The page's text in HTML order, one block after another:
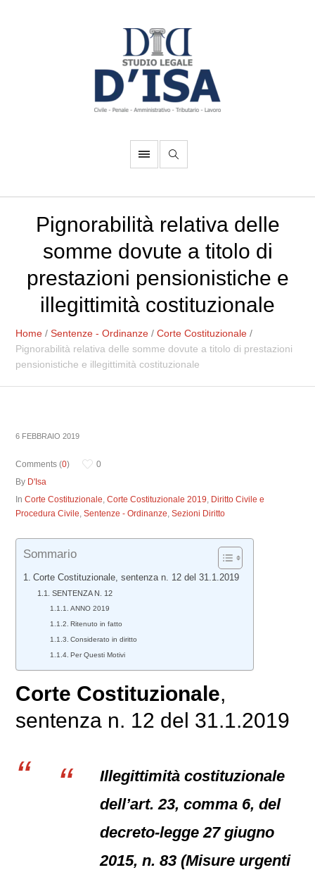
Pignorabilità relativa delle
somme dovute a titolo di
prestazioni pensionistiche e
illegittimità costituzionale
Home /Sentenze - Ordinanze /Corte Costituzionale /
Pignorabilità relativa delle somme dovute a titolo di prestazioni
pensionistiche e illegittimità costituzionale
6 FEBBRAIO 2019
Comments (0)
0
By D'Isa
InCorte Costituzionale,Corte Costituzionale 2019, Diritto Civile e
Procedura Civile,Sentenze - Ordinanze,Sezioni Diritto
Sommario
Corte Costituzionale, sentenza n. 12 del 31.1.2019
SENTENZA N. 12
ANNO 2019
Ritenuto in fatto
Considerato in diritto
Per Questi Motivi
Corte Costituzionale,
sentenza n. 12 del 31.1.2019
Illegittimità costituzionale
dell’art. 23, comma 6, del
decreto-legge 27 giugno
2015, n. 83 (Misure urgenti